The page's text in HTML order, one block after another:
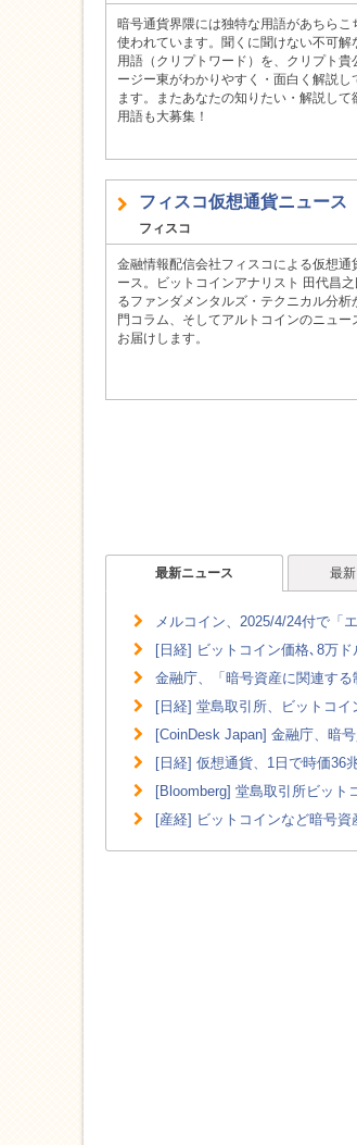
暗号通貨界隈には独特な用語があちらこ
使われています。聞くに聞けない不可解
用語（クリプトワード）を、クリプト貴
ージー東がわかりやすく・面白く解説し
ます。またあなたの知りたい・解説して
用語も大募集！
フィスコ仮想通貨ニュース
フィスコ
金融情報配信会社フィスコによる仮想通
ース。ビットコインアナリスト 田代昌之
るファンダメンタルズ・テクニカル分析
門コラム、そしてアルトコインのニュー
お届けします。
最新ニュース 最
メルコイン、2025/4/24付で「
[日経] ビットコイン価格､8万
金融庁、「暗号資産に関連す
[日経] 堂島取引所、ビットコイ
[CoinDesk Japan] 金融庁、暗
[日経] 仮想通貨、1日で時価
[Bloomberg] 堂島取引所ビット
[産経] ビットコインなど暗号